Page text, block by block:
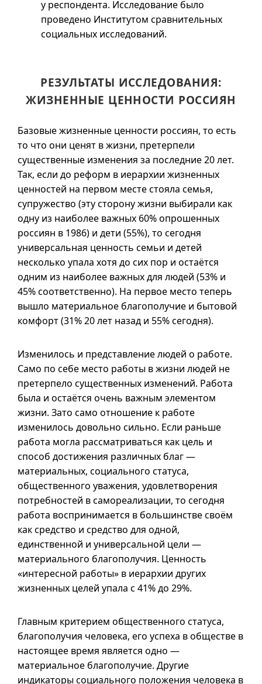
у респондента. Исследование было
проведено Институтом сравнительных
социальных исследований.
РЕЗУЛЬТАТЫ ИССЛЕДОВАНИЯ:
ЖИЗНЕННЫЕ ЦЕННОСТИ РОССИЯН
Базовые жизненные ценности россиян, то есть
то что они ценят в жизни, претерпели
существенные изменения за последние 20 лет.
Так, если до реформ в иерархии жизненных
ценностей на первом месте стояла семья,
супружество (эту сторону жизни выбирали как
одну из наиболее важных 60% опрошенных
россиян в 1986) и дети (55%), то сегодня
универсальная ценность семьи и детей
несколько упала хотя до сих пор и остаётся
одним из наиболее важных для людей (53% и
45% соответственно). На первое место теперь
вышло материальное благополучие и бытовой
комфорт (31% 20 лет назад и 55% сегодня).
Изменилось и представление людей о работе.
Само по себе место работы в жизни людей не
претерпело существенных изменений. Работа
была и остаётся очень важным элементом
жизни. Зато само отношение к работе
изменилось довольно сильно. Если раньше
работа могла рассматриваться как цель и
способ достижения различных благ —
материальных, социального статуса,
общественного уважения, удовлетворения
потребностей в самореализации, то сегодня
работа воспринимается в большинстве своём
как средство и средство для одной,
единственной и универсальной цели —
материального благополучия. Ценность
«интересной работы» в иерархии других
жизненных целей упала с 41% до 29%.
Главным критерием общественного статуса,
благополучия человека, его успеха в обществе в
настоящее время является одно —
материальное благополучие. Другие
индикаторы социального положения человека в